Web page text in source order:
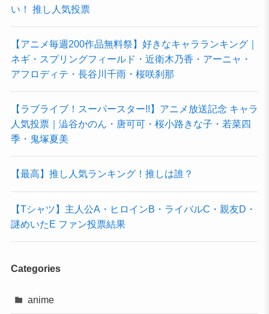
い！ 推し人気投票
【アニメ毎週200作品無料祭】好きなキャラランキング｜
ネギ・スプリングフィールド・近衛木乃香・アーニャ・
アフロディテ・長谷川千雨・桜咲刹那
【ラブライブ！スーパースター!!】アニメ放送記念 キャラ
人気投票｜澁谷かのん・唐可可・桜小路きな子・若菜四
季・鬼塚夏美
【最高】推し人気ランキング！推しは誰？
【Tシャツ】主人公A・ヒロインB・ライバルC・親友D・
謎めいたE ファン投票結果
Categories
anime